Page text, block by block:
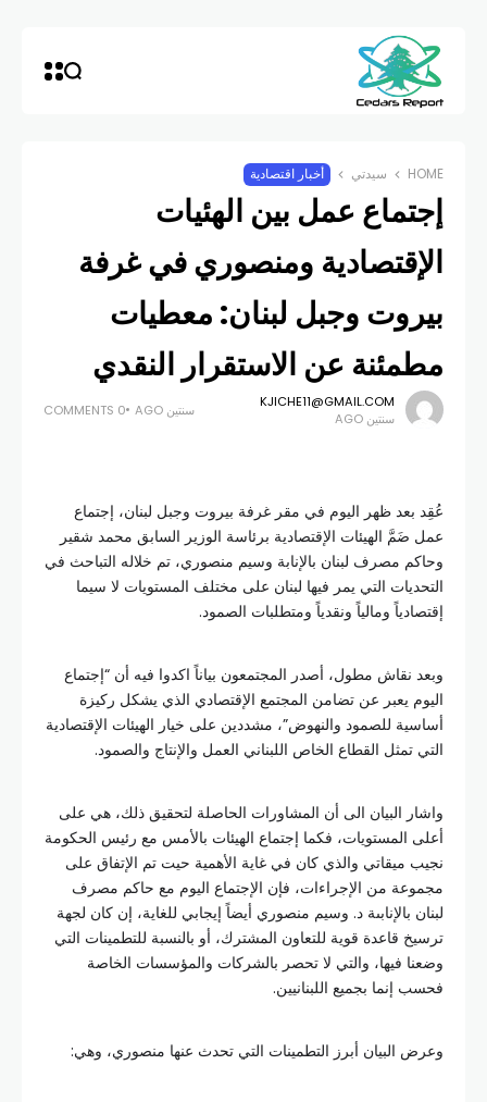
HOME سيدتي أخبار اقتصادية
إجتماع عمل بين الهئيات
الإقتصادية ومنصوري في غرفة
بيروت وجبل لبنان: معطيات
مطمئنة عن الاستقرار النقدي
KJICHE11@GMAIL.COM
سنتين AGO
سنتين AGO 0 COMMENTS
عُقِد بعد ظهر اليوم في مقر غرفة بيروت وجبل لبنان، إجتماع
عمل ضَمَّ الهيئات الإقتصادية برئاسة الوزير السابق محمد شقير
وحاكم مصرف لبنان بالإنابة وسيم منصوري، تم خلاله التباحث في
التحديات التي يمر فيها لبنان على مختلف المستويات لا سيما
إقتصادياً ومالياً ونقدياً ومتطلبات الصمود.
وبعد نقاش مطول، أصدر المجتمعون بياناً اكدوا فيه أن “إجتماع
اليوم يعبر عن تضامن المجتمع الإقتصادي الذي يشكل ركيزة
أساسية للصمود والنهوض”، مشددين على خيار الهيئات الإقتصادية
التي تمثل القطاع الخاص اللبناني العمل والإنتاج والصمود.
واشار البيان الى أن المشاورات الحاصلة لتحقيق ذلك، هي على
أعلى المستويات، فكما إجتماع الهيئات بالأمس مع رئيس الحكومة
نجيب ميقاتي والذي كان في غاية الأهمية حيت تم الإتفاق على
مجموعة من الإجراءات، فإن الإجتماع اليوم مع حاكم مصرف
لبنان بالإنابىة د. وسيم منصوري أيضاً إيجابي للغاية، إن كان لجهة
ترسيخ قاعدة قوية للتعاون المشترك، أو بالنسبة للتطمينات التي
وضعنا فيها، والتي لا تحصر بالشركات والمؤسسات الخاصة
فحسب إنما بجميع اللبنانيين.
وعرض البيان أبرز التطمينات التي تحدث عنها منصوري، وهي: